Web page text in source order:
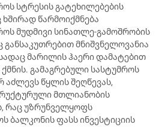
სტრესის გატეხილებების
წარმოიქმნება
მუდმივი სინათლე-გამოშრობის
განსაკუთრებით მნიშვნელოვანია
მარილის ჰაერი დამატებით
გამაგრებული სასტუმროს
წყლის შეღწევას,
მთლიანობის
რაც უზრუნველყოფს
ბალკონის ფასს ინვესტიციის